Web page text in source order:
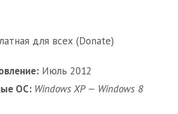
для всех (Donate)
Июль 2012
ОС: Windows XP — Windows 8